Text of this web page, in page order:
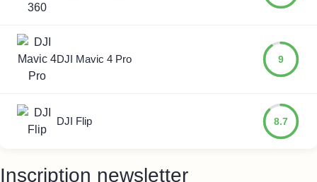
DJI Mavic 4 Pro 9
DJI Flip 8.7
Inscription newsletter